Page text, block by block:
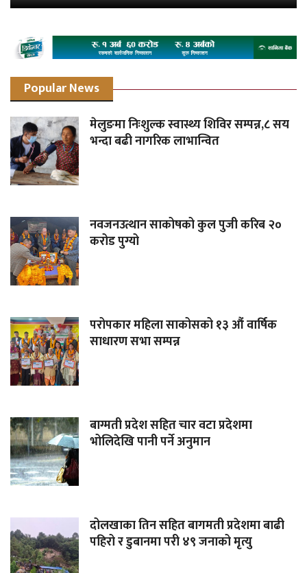
Popular News
मेलुङमा निःशुल्क स्वास्थ्य शिविर सम्पन्न,८ सय
भन्दा बढी नागरिक लाभान्वित
नवजनउत्थान साकोषको कुल पुजी करिब २०
करोड पुग्यो
परोपकार महिला साकोसको १३ औं वार्षिक
साधारण सभा सम्पन्न
बाग्मती प्रदेश सहित चार वटा प्रदेशमा
भोलिदेखि पानी पर्ने अनुमान
दोलखाका तिन सहित बागमती प्रदेशमा बाढी
पहिरो र डुबानमा परी ४९ जनाको मृत्यु